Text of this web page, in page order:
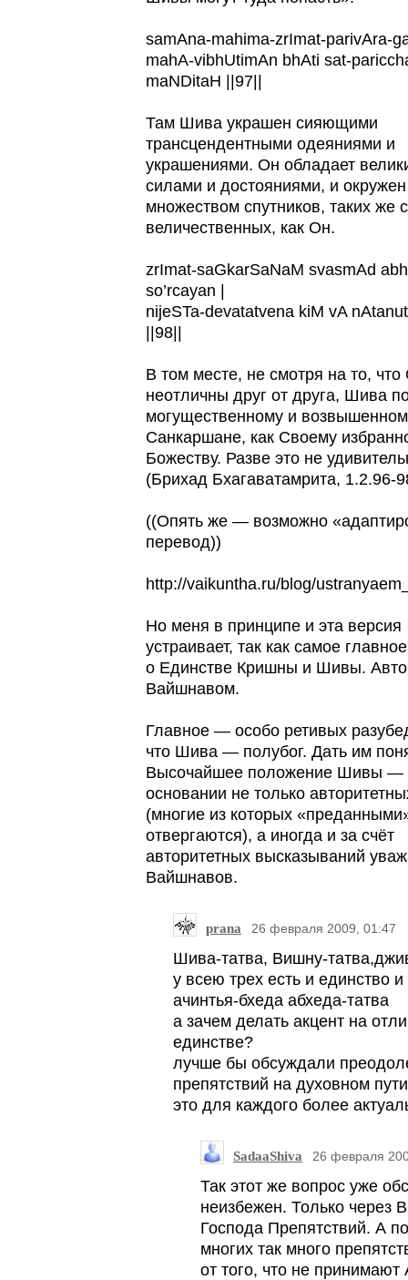
samAna-mahima-zrImat-parivAra-
mahA-vibhUtimAn bhAti sat-
maNDitaH ||97||
Там Шива украшен сияющими
трансцендентными одеяниями и
украшениями. Он обладает
силами и достояниями, и окружен
множеством спутников, таких же
величественных, как Он.
zrImat-saGkarSaNaM svasmAd
so’rcayan |
nijeSTa-devatatvena kiM vA
||98||
В том месте, не смотря на то,
неотличны друг от друга, Шива
могущественному и
Санкаршане, как Своему
Божеству. Разве это не
(Брихад Бхагаватамрита, 1.2.96-
((Опять же — возможно
перевод))
http://vaikuntha.ru/blog/
Но меня в принципе и эта версия
устраивает, так как самое
о Единстве Кришны и Шивы.
Вайшнавом.
Главное — особо ретивых
что Шива — полубог. Дать им
Высочайшее положение Шивы —
основании не только
(многие из которых
отвергаются), а иногда и за счёт
авторитетных высказываний
Вайшнавов.
prana 26 февраля 2009, 01:47
Шива-татва, Вишну-
у всею трех есть и единство
ачинтья-бхеда абхеда-татва
а зачем делать акцент на
единстве?
лучше бы обсуждали
препятствий на духовном
это для каждого более
SadaaShiva 26 февраля
Так этот же вопрос уже
неизбежен. Только через
Господа Препятствий. А
многих так много
от того, что не принимают